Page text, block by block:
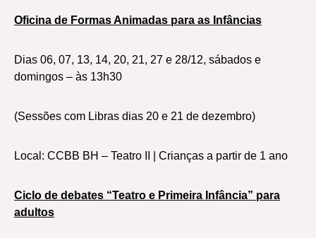
Oficina de Formas Animadas para as Infâncias
Dias 06, 07, 13, 14, 20, 21, 27 e 28/12, sábados e
domingos – às 13h30
(Sessões com Libras dias 20 e 21 de dezembro)
Local: CCBB BH – Teatro II | Crianças a partir de 1 ano
Ciclo de debates “Teatro e Primeira Infância” para
adultos